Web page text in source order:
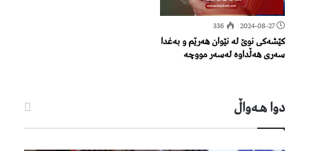
2024-08-27
336
کێشەکی نوێ لە نێوان هەرێم و بەغدا
سەری هەڵداوە لەسەر مووچە
دوا هـه‌واڵ